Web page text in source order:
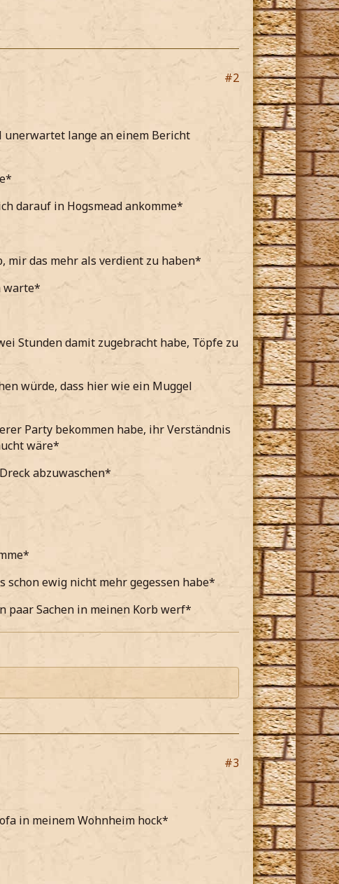
#2
lange an einem Bericht
darauf in Hogsmead ankomme*
mir das mehr als verdient zu haben*
warte*
Stunden damit zugebracht habe, Töpfe zu
würde, dass hier wie ein Muggel
Party bekommen habe, ihr Verständnis
wäre*
abzuwaschen*
ewig nicht mehr gegessen habe*
paar Sachen in meinen Korb werf*
#3
in meinem Wohnheim hock*